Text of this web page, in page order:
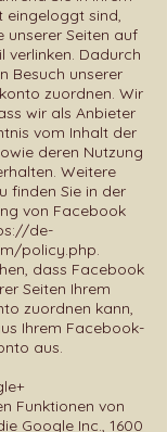
eingeloggt sind,
unserer Seiten auf
verlinken. Dadurch
Besuch unserer
zuordnen. Wir
wir als Anbieter
vom Inhalt der
deren Nutzung
Weitere
finden Sie in der
von Facebook
de-
policy.php.
dass Facebook
Seiten Ihrem
zuordnen kann,
Ihrem Facebook-
aus.
Funktionen von
Google Inc., 1600